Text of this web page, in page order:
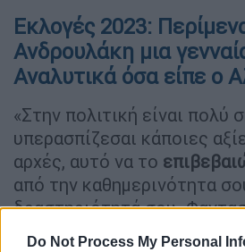
Do Not Process My Personal
Εκλογές 2023:
Ανδρουλάκη μια
Αναλυτικά όσα είπε ο
«Στην πολιτική είναι πολύ
υπερασπίζεσαι κάποιες
αρχές, αυτό να το
από την καθημερινότητα
δραστηριότητά σου.
έχω βγει δημόσια και έχω